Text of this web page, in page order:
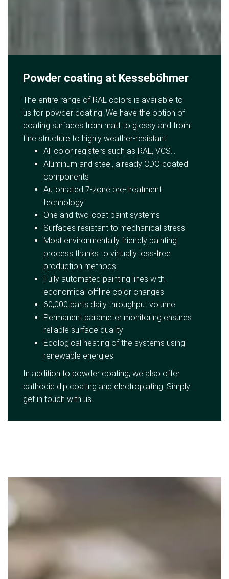
Powder coating at Kesseböhmer
The entire range of RAL colors is available to
us for powder coating. We have the option of
coating surfaces from matt to glossy and from
fine structure to highly weather-resistant.
All color registers such as RAL, VCS...
Aluminum and steel, already CDC-coated
components
Automated 7-zone pre-treatment
technology
One and two-coat paint systems
Surfaces resistant to mechanical stress
Most environmentally friendly painting
process thanks to virtually loss-free
production methods
Fully automated painting lines with
economical offline color changes
60,000 parts daily throughput volume
Permanent parameter monitoring ensures
reliable surface quality
Ecological heating of the systems using
renewable energies
In addition to powder coating, we also offer
cathodic dip coating and electroplating. Simply
get in touch with us.